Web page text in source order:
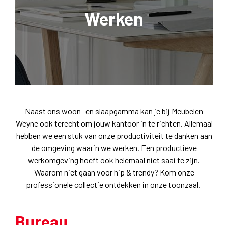
Werken
Naast ons woon- en slaapgamma kan je bij Meubelen
Weyne ook terecht om jouw kantoor in te richten. Allemaal
hebben we een stuk van onze productiviteit te danken aan
de omgeving waarin we werken. Een productieve
werkomgeving hoeft ook helemaal niet saai te zijn.
Waarom niet gaan voor hip & trendy? Kom onze
professionele collectie ontdekken in onze toonzaal.